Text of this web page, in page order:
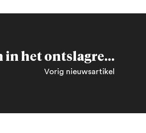
Wijzigingen in het ontslagrecht, wat kunnen we verwachten?
Vorig nieuwsartikel